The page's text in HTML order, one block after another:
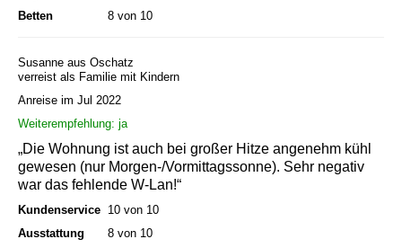
Betten
8 von 10
Susanne aus Oschatz
verreist als Familie mit Kindern
Anreise im Jul 2022
Weiterempfehlung: ja
„Die Wohnung ist auch bei großer Hitze angenehm kühl
gewesen (nur Morgen-/Vormittagssonne). Sehr negativ
war das fehlende W-Lan!“
Kundenservice 10 von 10
Ausstattung
8 von 10